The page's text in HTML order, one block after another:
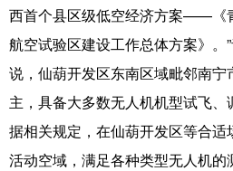
地方频道
北京 天津
辽宁 吉林
浙江 安徽
西首个县区级低空经济方案——《
航空试验区建设工作总体方案》。
说，仙葫开发区东南区域毗邻南宁
主，具备大多数无人机机型试飞、
据相关规定，在仙葫开发区等合
活动空域，满足各种类型无人机